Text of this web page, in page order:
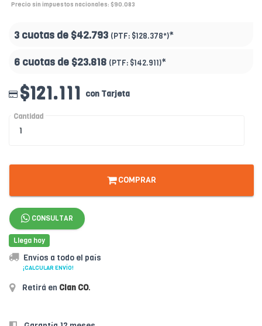
Precio sin impuestos nacionales: $90.083
3 cuotas de $42.793 (PTF: $128.378*)*
6 cuotas de $23.818 (PTF: $142.911)*
$121.111 con Tarjeta
Cantidad
COMPRAR
CONSULTAR
Llega hoy
Envíos a todo el país
¡CALCULAR ENVÍO!
Retirá en Clan CO.